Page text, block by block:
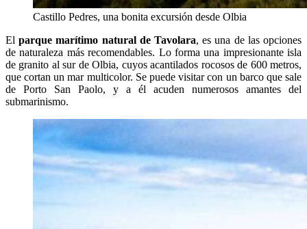
Castillo Pedres, una bonita excursión desde Olbia
Elparque marítimo natural de Tavolara, es una de las opciones
de naturaleza más recomendables. Lo forma una impresionante isla
de granito al sur de Olbia, cuyos acantilados rocosos de 600 metros,
que cortan un mar multicolor. Se puede visitar con un barco que sale
de Porto San Paolo, y a él acuden numerosos amantes del
submarinismo.